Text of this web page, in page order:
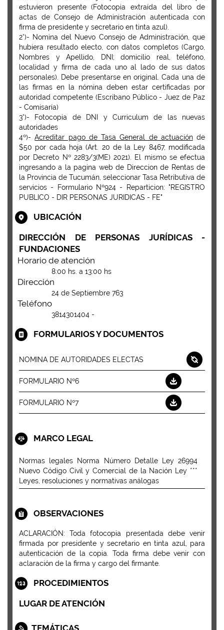
estuvieron presente (Fotocopia extraída del libro de
actas de Consejo de Administración autenticada con
firma de presidente y secretario en tinta azul).
2°)- Nomina del Nuevo Consejo de Administración, que
hubiera resultado electo, con datos completos (Cargo,
Nombres y Apellido, DNI; domicilio real, teléfono,
localidad y firma de cada uno al lado de sus datos
personales). Debe presentarse en original. Cada una de
las firmas en la nómina deben estar certificadas por
autoridad competente (Escribano Público - Juez de Paz
- Comisaría)
3°)- Fotocopia de DNI y Curriculum de las nuevas
autoridades
4º)-Acreditar pago de Tasa General de actuaciónde
$50 por cada hoja (Art. 20 de la Ley 8467, modificada
por Decreto Nº 2283/3(ME) 2021). El mismo se efectua
ingresando a la pagina web de Direccion de Rentas de
la Provincia de Tucumán, seleccionar Tasa Retributiva de
servicios -
Formulario Nº924 - Reparticion: "REGISTRO
PUBLICO - DIR PERSONAS JURIDICAS - FE"
UBICACIÓN
DIRECCIÓN DE PERSONAS JURÍDICAS -
FUNDACIONES
Horario de atención
8:00 hs. a 13:00 hs
Dirección
24 de Septiembre 763
Teléfono
3814301404 -
FORMULARIOS Y DOCUMENTOS
NOMINA DE AUTORIDADES ELECTAS
FORMULARIO Nº6
FORMULARIO Nº7
MARCO LEGAL
Normas legales Norma Número Detalle Ley 26994
Nuevo Código Civil y Comercial de la Nación Ley ***
Leyes, resoluciones y normativas análogas
OBSERVACIONES
ACLARACIÓN: Toda fotocopia presentada debe venir
firmada por presidente y secretario en tinta azul, para
autenticación de la copia. Toda firma debe venir con
aclaración de la firma y cargo del firmante.
PROCEDIMIENTOS
LUGAR DE ATENCIÓN
TEMÁTICAS